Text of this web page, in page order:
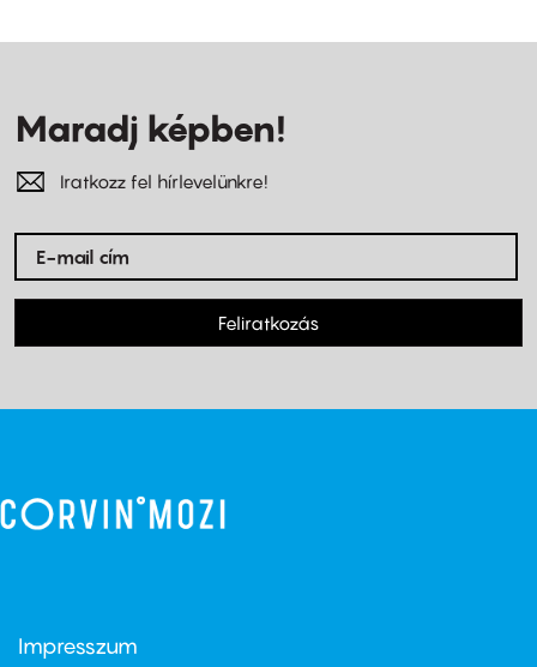
Maradj képben!
Iratkozz fel hírlevelünkre!
Feliratkozás
Footer
Impresszum